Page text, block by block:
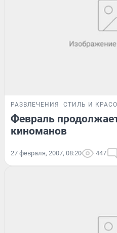
РАЗВЛЕЧЕНИЯ СТИЛЬ И
Февраль
киноманов
27 февраля, 2007, 08:20 447